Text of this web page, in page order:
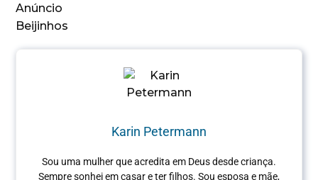
Anúncio
Beijinhos
Karin Petermann
Sou uma mulher que acredita em Deus desde criança.
Sempre sonhei em casar e ter filhos. Sou esposa e mãe,